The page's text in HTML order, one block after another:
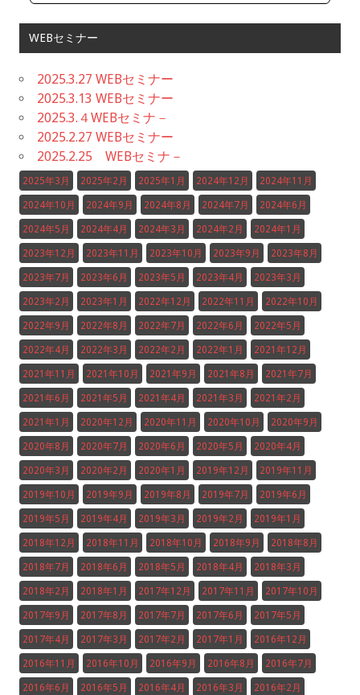
WEBセミナー
2025.3.27 WEBセミナー
2025.3.13 WEBセミナー
2025.3.４WEBセミナ－
2025.2.27 WEBセミナー
2025.2.25 WEBセミナ－
2025年3月 2025年2月 2025年1月 2024年12月 2024年11月
2024年10月 2024年9月 2024年8月 2024年7月 2024年6月
2024年5月 2024年4月 2024年3月 2024年2月 2024年1月
2023年12月 2023年11月 2023年10月 2023年9月 2023年8月
2023年7月 2023年6月 2023年5月 2023年4月 2023年3月
2023年2月 2023年1月 2022年12月 2022年11月 2022年10月
2022年9月 2022年8月 2022年7月 2022年6月 2022年5月
2022年4月 2022年3月 2022年2月 2022年1月 2021年12月
2021年11月 2021年10月 2021年9月 2021年8月 2021年7月
2021年6月 2021年5月 2021年4月 2021年3月 2021年2月
2021年1月 2020年12月 2020年11月 2020年10月 2020年9月
2020年8月 2020年7月 2020年6月 2020年5月 2020年4月
2020年3月 2020年2月 2020年1月 2019年12月 2019年11月
2019年10月 2019年9月 2019年8月 2019年7月 2019年6月
2019年5月 2019年4月 2019年3月 2019年2月 2019年1月
2018年12月 2018年11月 2018年10月 2018年9月 2018年8月
2018年7月 2018年6月 2018年5月 2018年4月 2018年3月
2018年2月 2018年1月 2017年12月 2017年11月 2017年10月
2017年9月 2017年8月 2017年7月 2017年6月 2017年5月
2017年4月 2017年3月 2017年2月 2017年1月 2016年12月
2016年11月 2016年10月 2016年9月 2016年8月 2016年7月
2016年6月 2016年5月 2016年4月 2016年3月 2016年2月